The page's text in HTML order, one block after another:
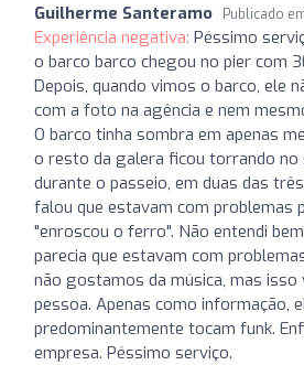
Guilherme Santeramo Publicado
Experiência negativa: Péssimo
o barco barco chegou no pier com
Depois, quando vimos o barco, ele
com a foto na agência e nem
O barco tinha sombra em apenas
o resto da galera ficou torrando no
durante o passeio, em duas das
falou que estavam com problemas
"enroscou o ferro". Não entendi
parecia que estavam com
não gostamos da música, mas isso
pessoa. Apenas como informação,
predominantemente tocam funk.
empresa. Péssimo serviço.